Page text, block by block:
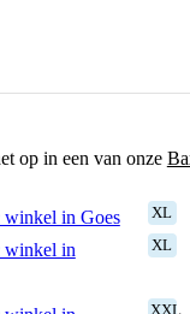
op in een van onze
in Goes XL
winkel in
XL
XXL